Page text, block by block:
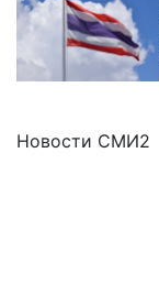
Новости СМИ2